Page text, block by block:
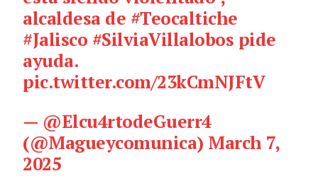
alcaldesa de #Teocaltiche
#Jalisco #SilviaVillalobos pide
ayuda.
pic.twitter.com/23kCmNJFtV
— @Elcu4rtodeGuerr4
(@Magueycomunica) March 7,
2025